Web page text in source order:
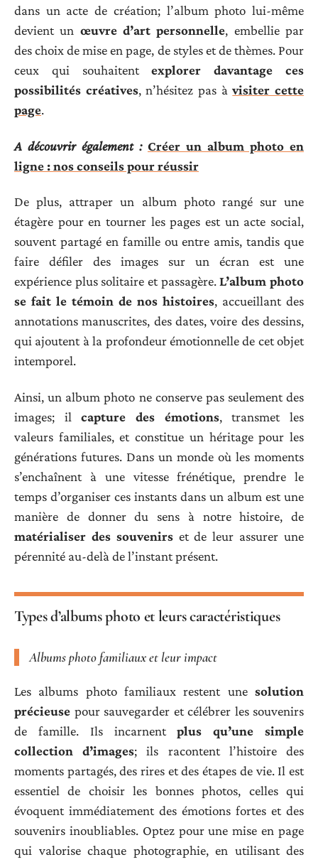
dans un acte de création; l’album photo lui-même
devient un œuvre d’art personnelle, embellie par
des choix de mise en page, de styles et de thèmes. Pour
ceux qui souhaitentexplorer davantage ces
possibilités créatives, n’hésitez pas àvisiter cette
page.
A découvrir également : Créer un album photo en
ligne : nos conseils pour réussir
De plus, attraper un album photo rangé sur une
étagère pour en tourner les pages est un acte social,
souvent partagé en famille ou entre amis, tandis que
faire défiler des images sur un écran est une
expérience plus solitaire et passagère.L’album photo
se fait le témoin de nos histoires, accueillant des
annotations manuscrites, des dates, voire des dessins,
qui ajoutent à la profondeur émotionnelle de cet objet
intemporel.
Ainsi, un album photo ne conserve pas seulement des
images; ilcapture des émotions, transmet les
valeurs familiales, et constitue un héritage pour les
générations futures. Dans un monde où les moments
s’enchaînent à une vitesse frénétique, prendre le
temps d’organiser ces instants dans un album est une
manière de donner du sens à notre histoire, de
matérialiser des souvenirset de leur assurer une
pérennité au-delà de l’instant présent.
Types d’albums photo et leurs caractéristiques
Albums photo familiaux et leur impact
Les albums photo familiaux restent une solution
précieuse pour sauvegarder et célébrer les souvenirs
de famille. Ils incarnentplus qu’une simple
collection d’images; ils racontent l’histoire des
moments partagés, des rires et des étapes de vie. Il est
essentiel de choisir les bonnes photos, celles qui
évoquent immédiatement des émotions fortes et des
souvenirs inoubliables. Optez pour une mise en page
qui valorise chaque photographie, en utilisant des